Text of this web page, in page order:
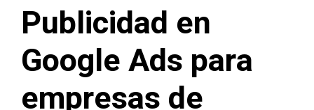
Publicidad en
Google Ads para
empresas de